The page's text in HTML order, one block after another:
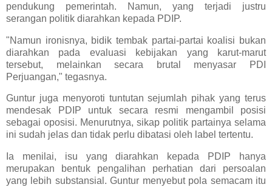
pendukung pemerintah. Namun, yang terjadi justru
serangan politik diarahkan kepada PDIP.
"Namun ironisnya, bidik tembak partai-partai koalisi bukan
diarahkan pada evaluasi kebijakan yang karut-marut
tersebut, melainkan secara brutal menyasar PDI
Perjuangan," tegasnya.
Guntur juga menyoroti tuntutan sejumlah pihak yang terus
mendesak PDIP untuk secara resmi mengambil posisi
sebagai oposisi. Menurutnya, sikap politik partainya selama
ini sudah jelas dan tidak perlu dibatasi oleh label tertentu.
Ia menilai, isu yang diarahkan kepada PDIP hanya
merupakan bentuk pengalihan perhatian dari persoalan
yang lebih substansial. Guntur menyebut pola semacam itu